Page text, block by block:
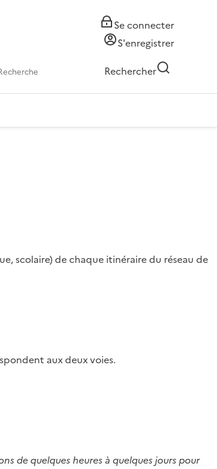
Se connecter
S'enregistrer
Rechercher
scolaire) de chaque itinéraire du réseau de
aux deux voies.
de quelques heures à quelques jours pour